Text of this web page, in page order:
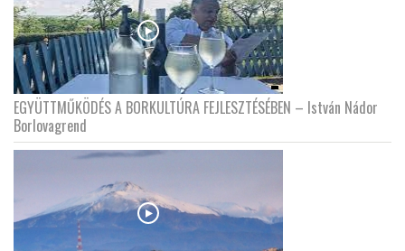
EGYÜTTMŰKÖDÉS A BORKULTÚRA FEJLESZTÉSÉBEN – István Nádor
Borlovagrend